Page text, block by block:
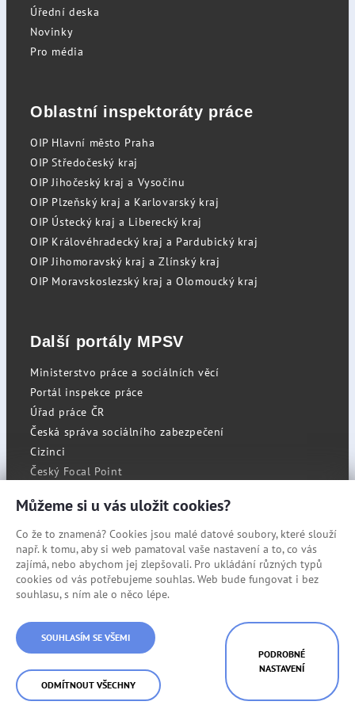
Úřední deska
Novinky
Pro média
Oblastní inspektoráty práce
OIP Hlavní město Praha
OIP Středočeský kraj
OIP Jihočeský kraj a Vysočinu
OIP Plzeňský kraj a Karlovarský kraj
OIP Ústecký kraj a Liberecký kraj
OIP Královéhradecký kraj a Pardubický kraj
OIP Jihomoravský kraj a Zlínský kraj
OIP Moravskoslezský kraj a Olomoucký kraj
Další portály MPSV
Ministerstvo práce a sociálních věcí
Portál inspekce práce
Úřad práce ČR
Česká správa sociálního zabezpečení
Cizinci
Český Focal Point
RSS
Cookies
Prohlášení o přístupnosti
Mapa stránek
© Státní úřad inspekce práce
Můžeme si u vás uložit cookies?
Co že to znamená? Cookies jsou malé datové soubory, které slouží
např. k tomu, aby si web pamatoval vaše nastavení a to, co vás
zajímá, nebo abychom jej zlepšovali. Pro ukládání různých typů
cookies od vás potřebujeme souhlas. Web bude fungovat i bez
souhlasu, s ním ale o něco lépe.
SOUHLASÍM SE VŠEMI
ODMÍTNOUT VŠECHNY
PODROBNÉ
NASTAVENÍ